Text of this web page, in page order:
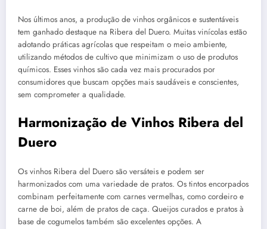
Nos últimos anos, a produção de vinhos orgânicos e sustentáveis
tem ganhado destaque na Ribera del Duero. Muitas vinícolas estão
adotando práticas agrícolas que respeitam o meio ambiente,
utilizando métodos de cultivo que minimizam o uso de produtos
químicos. Esses vinhos são cada vez mais procurados por
consumidores que buscam opções mais saudáveis e conscientes,
sem comprometer a qualidade.
Harmonização de Vinhos Ribera del
Duero
Os vinhos Ribera del Duero são versáteis e podem ser
harmonizados com uma variedade de pratos. Os tintos encorpados
combinam perfeitamente com carnes vermelhas, como cordeiro e
carne de boi, além de pratos de caça. Queijos curados e pratos à
base de cogumelos também são excelentes opções. A